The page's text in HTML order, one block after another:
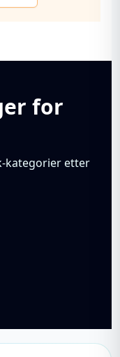
for
kategorier etter